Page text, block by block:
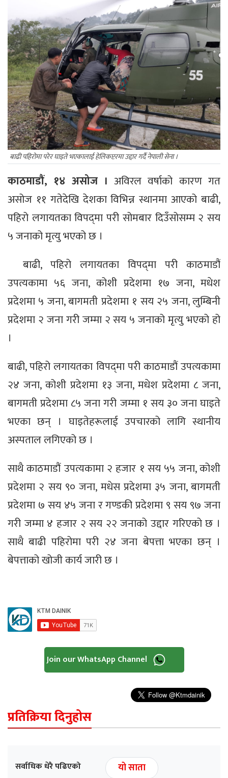
बाढी पहिरोमा परेर घाइते भएकालाई हेलिकप्टरमा उद्दार गर्दै‌ नेपाली सेना ।
काठमाडौं, १४ असोज ।अविरल वर्षाको कारण गत
असोज ११ गतेदेखि देशका विभिन्न स्थानमा आएको बाढी,
पहिरो लगायतका विपद्‍मा परी सोमबार दिउँसोसम्म २ सय
५ जनाको मृत्यु भएको छ ।
बाढी, पहिरो लगायतका विपद्‍मा परी काठमाडौं
उपत्यकामा ५६ जना, कोशी प्रदेशमा १७ जना, मधेश
प्रदेशमा ५ जना, बागमती प्रदेशमा १ सय २५ जना, लुम्बिनी
प्रदेशमा २ जना गरी जम्मा २ सय ५ जनाको मृत्यु भएको हो
।
बाढी, पहिरो लगायतका विपद्‍मा परी काठमाडौं उपत्यकामा
२४ जना, कोशी प्रदेशमा १३ जना, मधेश प्रदेशमा ८ जना,
बागमती प्रदेशमा ८५ जना गरी जम्मा १ सय ३० जना घाइते
भएका छन् । घाइतेहरूलाई उपचारको लागि स्थानीय
अस्पताल लगिएको छ ।
साथै काठमाडौं उपत्यकामा २ हजार १ सय ५५ जना, कोशी
प्रदेशमा २ सय ९० जना, मधेस प्रदेशमा ३५ जना, बागमती
प्रदेशमा ७ सय ४५ जना र गण्डकी प्रदेशमा ९ सय ९७ जना
गरी जम्मा ४ हजार २ सय २२ जनाको उद्दार गरिएको छ ।
साथै बाढी पहिरोमा परी २४ जना बेपत्ता भएका छन् ।
बेपत्ताको खोजी कार्य जारी छ ।
Join our WhatsApp Channel
प्रतिक्रिया दिनुहोस
सर्वाधिक धेरै पढिएको
यो साता